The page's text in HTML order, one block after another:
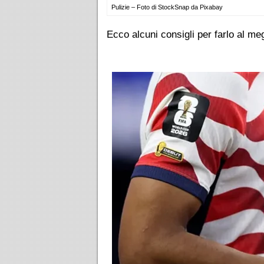
Pulizie – Foto di StockSnap da Pixabay
Ecco alcuni consigli per farlo al